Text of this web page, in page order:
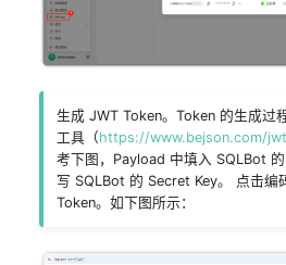
生成 JWT Token。Token 的生成过
工具（https://www.bejson.com/
考下图，Payload 中填入 SQLBot
写 SQLBot 的 Secret Key。 点击编
Token。如下图所示：